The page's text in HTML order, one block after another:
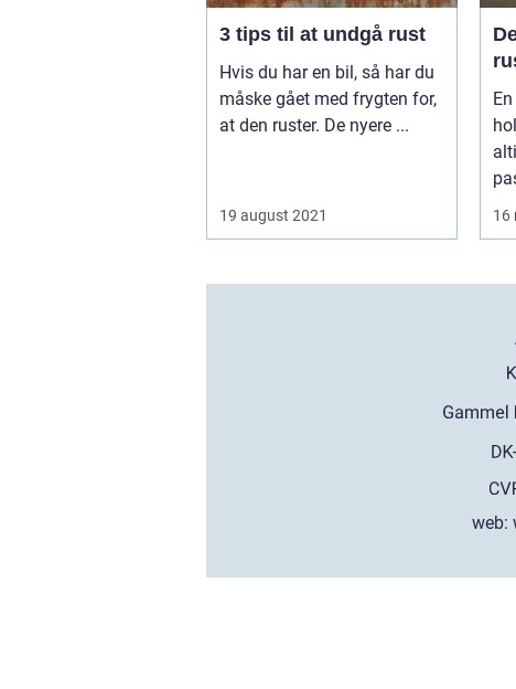
3 tips til at undgå rust
Hvis du har en bil, så har du
måske gået med frygten for,
at den ruster. De nyere ...
19 august 2021 16
web: